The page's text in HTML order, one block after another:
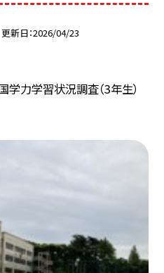
更新日 2026/04/23
学力学習状況調査（3年生）